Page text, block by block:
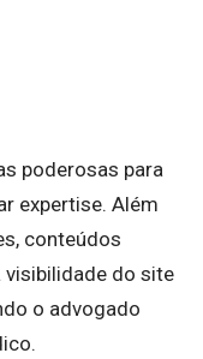
poderosas para
expertise. Além
conteúdos
visibilidade do site
o advogado